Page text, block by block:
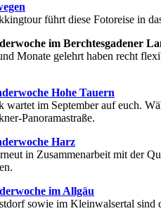
führt diese Fotoreise in
im Berchtesgadener
Monate gelehrt haben recht
Hohe Tauern
wartet im September auf euch.
Panoramastraße.
Harz
in Zusammenarbeit mit der
im Allgäu
sowie im Kleinwalsertal sind